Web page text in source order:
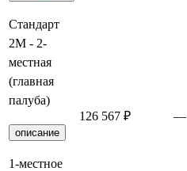
Стандарт
2М - 2-
местная
(главная
палуба)
описание
1-местное
126 567 ₽ —